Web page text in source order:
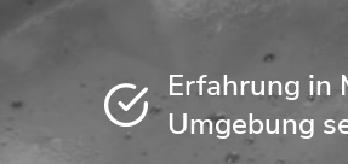
Erfahrung in
Umgebung